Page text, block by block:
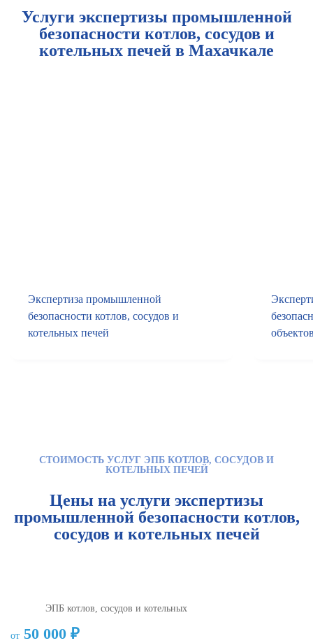
Услуги экспертизы промышленной
безопасности котлов, сосудов и
котельных печей в Махачкале
Экспертиза промышленной
безопасности котлов, сосудов и
котельных печей
СТОИМОСТЬ УСЛУГ ЭПБ КОТЛОВ, СОСУДОВ И
КОТЕЛЬНЫХ ПЕЧЕЙ
Цены на услуги экспертизы
промышленной безопасности котлов,
сосудов и котельных печей
ЭПБ котлов, сосудов и котельных
от 50 000 ₽